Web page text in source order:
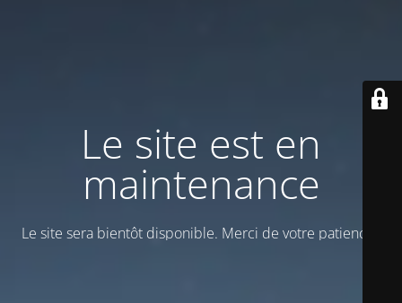
Le site est en
maintenance
Le site sera bientôt disponible. Merci de votre patience !